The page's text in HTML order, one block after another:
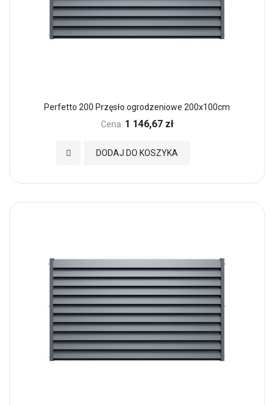
Perfetto 200 Przęsło ogrodzeniowe 200x100cm
Cena: 1 146,67 zł
DODAJ DO KOSZYKA
Dodaj do Ulubionych